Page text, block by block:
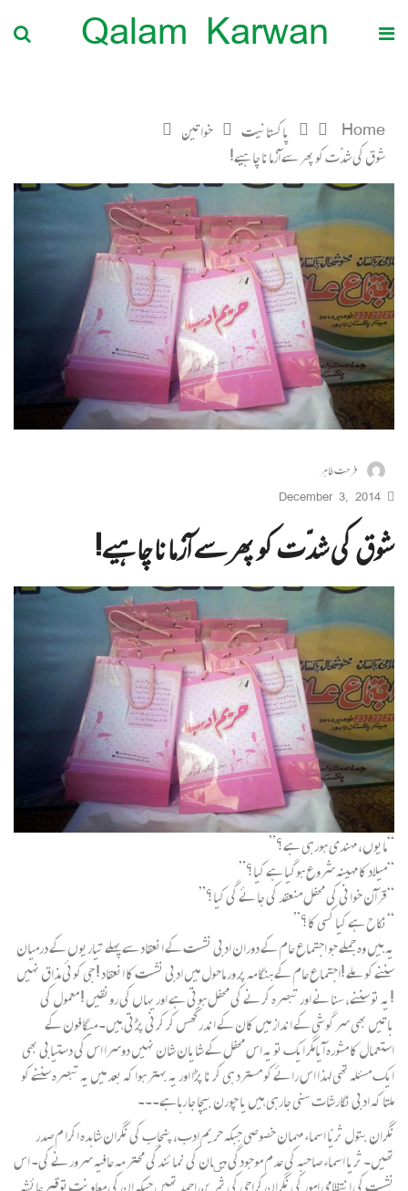
Qalam Karwan
Home پاکستانیت
خواتین
شوق کی شدّت کو پھر سے آزمانا چا ہیے!
فرحت طاہر
December 3, 2014
شوق کی شدّت کو پھر سے آزمانا چا ہیے!
“مایوں، مہندی ہورہی ہے؟”
“میلاد کا مہینہ شروع ہوگیا ہے کیا؟”
“قرآن خوانی کی محفل منعقد کی جائے گی کیا؟”
“نکاح ہے کیا کسی کا؟”
یہ ہیں وہ جملے جو اجتماع عام کے دوران ادبی نشست کے انعقاد سے پہلے تیاریوں کے درمیان
سننے کو ملے !اجتماع عام کے ہنگامہ پر ور ماحول میں ادبی نشست کا انعقاد ! جی کوئی مذاق نہیں
!یہ تو سننے، سنانے اور تبصرہ کرنے کی محفل ہوتی ہے اور یہاں کی رونقیں ! معمول کی
باتیں بھی سر گوشی کے انداز میں کان کے اندر گھس کر کرنی پڑتی ہیں۔ میگافون کے
استعمال کا مشورہ آیامگر ایک تو یہ اس محفل کے شایان شان نہیں دوسرا اس کی دستیابی بھی
ایک مسئلہ تھی لہذا اس رائے کو مسترد ہی کر نا پڑا اور یہ بہتر ہوا کہ بعد میں یہ تبصرہ سننے کو
ملتا کہ ادبی نگارشات سنی جارہی ہیں یا چورن بیچا جا رہاہے۔۔۔
نگران بتول ثریّا اسماء مہمان خصوصی جبکہ حریم ادب، پنجاب کی نگران شاہدہ اکرا م صدر
تھیں۔ ثریا اسماء صاحبہ کی عدم موجودگی میںان کی نمائندگی محتر مہ عافیہ سرورنے کی۔ اس